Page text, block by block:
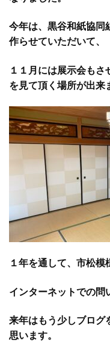
今年は、黒谷和紙協同
作らせていただいて、
１１月には展示会も
を見て頂く場所が出来
１年を通して、市松模
インターネットでの問
来年はもう少しブログ
思います。